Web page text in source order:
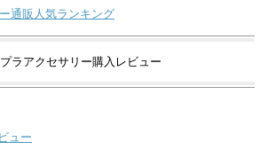
通販人気ランキング
ラアクセサリー購入レビュー
ュー